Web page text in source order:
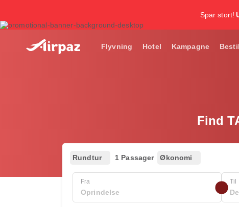
Spar stort!
Flyvning Hotel Kampagne
Find
Rundtur 1 Passager Økonomi
Fra Til